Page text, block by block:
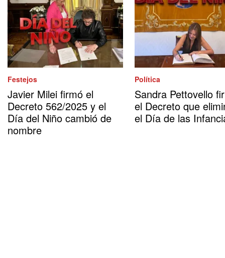
Festejos
Javier Milei firmó el
Decreto 562/2025 y el
Día del Niño cambió de
nombre
Política
Sandra Pettovello
el Decreto que
el Día de las